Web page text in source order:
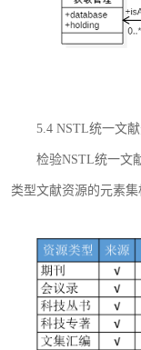
5.4 NSTL统一文
检验NSTL统一文
类型文献资源的元素